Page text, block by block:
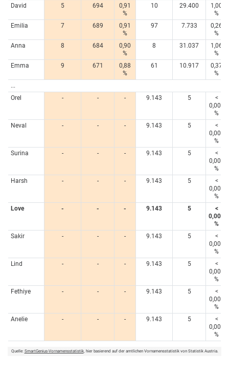
David
5 694
0,91
%
10 29.400
1,00
%
Emilia
7 689
0,91
%
97 7.733
0,26
%
Anna
8 684
0,90
%
8 31.037
1,06
%
Emma
9 671
0,88
%
61 10.917
0,37
%
...
Orel
- - - 9.143 5
<
0,005
%
Neval
- - - 9.143 5
<
0,005
%
Surina
- - - 9.143 5
<
0,005
%
Harsh
- - - 9.143 5
<
0,005
%
Love
- - - 9.143 5
<
0,005
%
Sakir
- - - 9.143 5
<
0,005
%
Lind
- - - 9.143 5
<
0,005
%
Fethiye
- - - 9.143 5
<
0,005
%
Anelie
- - - 9.143 5
<
0,005
%
Quelle: SmartGenius-Vornamensstatistik, hier basierend auf der amtlichen Vornamensstatistik von Statistik Austria.